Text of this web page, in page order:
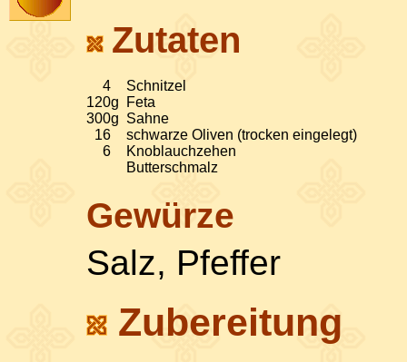
Zutaten
4
Schnitzel
120g
Feta
300g Sahne
16
schwarze Oliven (trocken eingelegt)
6
Knoblauchzehen
Butterschmalz
Gewürze
Salz, Pfeffer
Zubereitung